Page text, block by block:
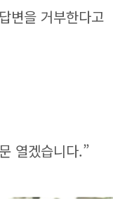
변을 거부한다고
열겠습니다.”